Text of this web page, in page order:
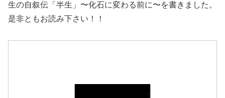
生の自叙伝「半生」〜化石に変わる前に〜を書きました。
是非ともお読み下さい！！